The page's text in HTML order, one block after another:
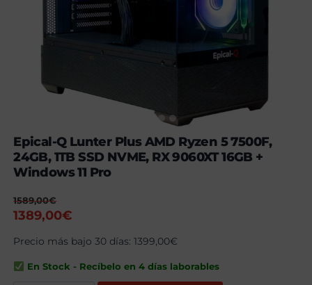
Epical-Q Lunter Plus AMD Ryzen 5 7500F,
24GB, 1TB SSD NVME, RX 9060XT 16GB +
Windows 11 Pro
1589,00€
El
original
era:
1589,00€.
1389,00€
actual
es:
Precio más bajo 30 días:1399,00€
En Stock - Recíbelo en 4 días laborables